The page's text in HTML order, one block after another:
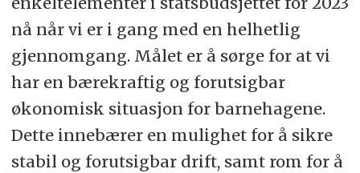
nå når vi er i gang med en helhetlig
gjennomgang. Målet er å sørge for at vi
har en bærekraftig og forutsigbar
økonomisk situasjon for barnehagene.
Dette innebærer en mulighet for å sikre
stabil og forutsigbar drift, samt rom for å